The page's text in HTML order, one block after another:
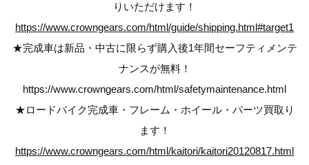
りいただけます！
https://www.crowngears.com/html/guide/shipping.html#target1
★完成車は新品・中古に限らず購入後1年間セーフティメンテ
ナンスが無料！
https://www.crowngears.com/html/safetymaintenance.html
★ロードバイク完成車・フレーム・ホイール・パーツ買取り
ます！
https://www.crowngears.com/html/kaitori/kaitori20120817.html